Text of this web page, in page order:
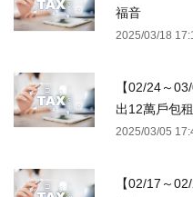
福音
2025/03/18
【02/24～
出12萬戶包
2025/03/05
【02/17～